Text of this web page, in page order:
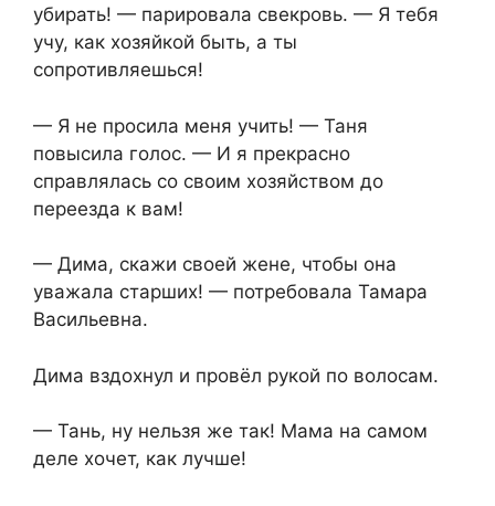
убирать! — парировала свекровь. — Я тебя
учу, как хозяйкой быть, а ты
сопротивляешься!
— Я не просила меня учить! — Таня
повысила голос. — И я прекрасно
справлялась со своим хозяйством до
переезда к вам!
— Дима, скажи своей жене, чтобы она
уважала старших! — потребовала Тамара
Васильевна.
Дима вздохнул и провёл рукой по волосам.
— Тань, ну нельзя же так! Мама на самом
деле хочет, как лучше!